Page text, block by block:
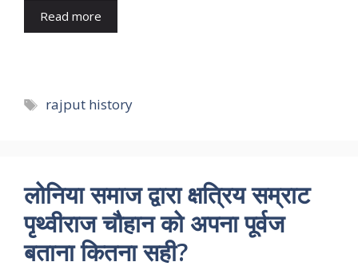
Read more
Tags
rajput history
लोनिया समाज द्वारा क्षत्रिय सम्राट
पृथ्वीराज चौहान को अपना पूर्वज
बताना कितना सही?